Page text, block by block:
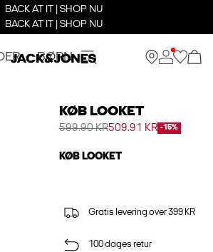
BACK AT IT | SHOP NU
BACK AT IT | SHOP NU
BØRN
KØB LOOKET
599.90 KR509.91 KR -15%
KØB LOOKET
Gratis levering over 399 KR
100 dages retur